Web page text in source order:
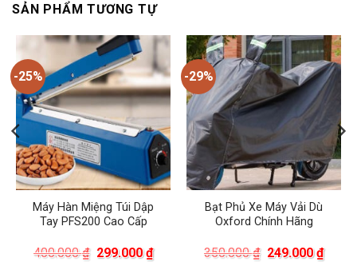
SẢN PHẨM TƯƠNG TỰ
-25%
Máy Hàn Miệng Túi Dập
Tay PFS200 Cao Cấp
400.000₫ Giá
299.000₫Giá
-29%
Bạt Phủ Xe Máy Vải Dù
Oxford Chính Hãng
350.000₫ Giá
249.000₫Giá